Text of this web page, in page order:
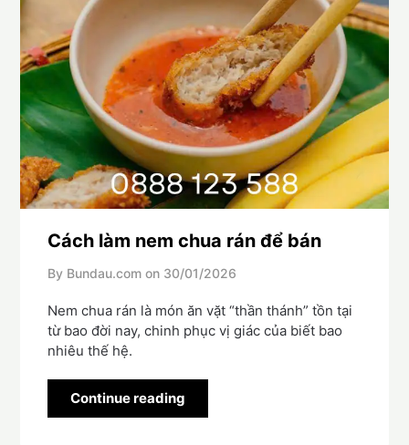
Cách làm nem chua rán để bán
By Bundau.com on 30/01/2026
Nem chua rán là món ăn vặt “thần thánh” tồn tại
từ bao đời nay, chinh phục vị giác của biết bao
nhiêu thế hệ.
Continue reading